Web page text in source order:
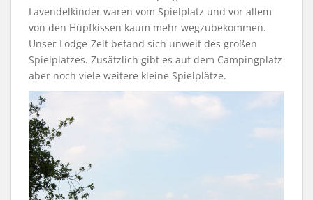
Lavendelkinder waren vom Spielplatz und vor allem
von den Hüpfkissen kaum mehr wegzubekommen.
Unser Lodge-Zelt befand sich unweit des großen
Spielplatzes. Zusätzlich gibt es auf dem Campingplatz
aber noch viele weitere kleine Spielplätze.